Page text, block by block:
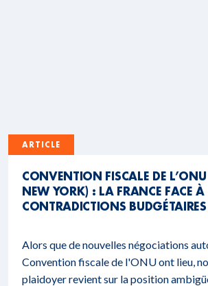
ARTICLE
CONVENTION FISCALE DE
NEW YORK) : LA FRANCE FACE À
CONTRADICTIONS BUDGÉTAIRES
Alors que de nouvelles négociations
Convention fiscale de l'ONU ont lieu,
plaidoyer revient sur la position